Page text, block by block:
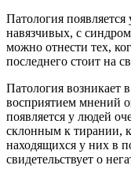
Патология
навязчивых, с
можно отнести тех,
последнего стоит на
Патология возникает
восприятием мнений
появляется у людей
склонным к тирании,
находящихся у них в
свидетельствует о